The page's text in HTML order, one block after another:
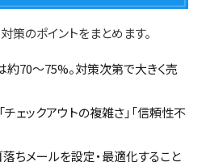
のポイントをまとめます。
70〜75%。対策次第で大きく売
チェックアウトの複雑さ」「信頼性不
ちメールを設定・最適化すること